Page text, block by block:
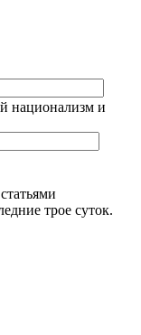
национализм и
трое суток.